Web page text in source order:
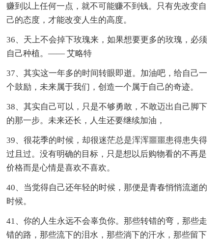
赚到以上任何一点，就不可能赚不到钱。只有先改变自
己的态度，才能改变人生的高度。
36、天上不会掉下玫瑰来，如果想要更多的玫瑰，必须
自己种植。—— 艾略特
37、其实这一年多的时间转眼即逝。加油吧，给自己一
个鼓励，未来属于我们，创造一个属于自己的奇迹。
38、其实自己可以，只是不够勇敢，不敢迈出自己脚下
的那一步。未来还长，人生还要继续加油，
39、很花季的时候，却很迷茫总是浑浑噩噩患得患失得
过且过。没有明确的目标，只是想以后购物看的不再是
价格而是心情是喜欢不喜欢。
40、当觉得自己还年轻的时候，那便是青春悄悄流逝的
时候。
41、你的人生永远不会辜负你。那些转错的弯，那些走
错的路，那些流下的泪水，那些淌下的汗水，那些留下